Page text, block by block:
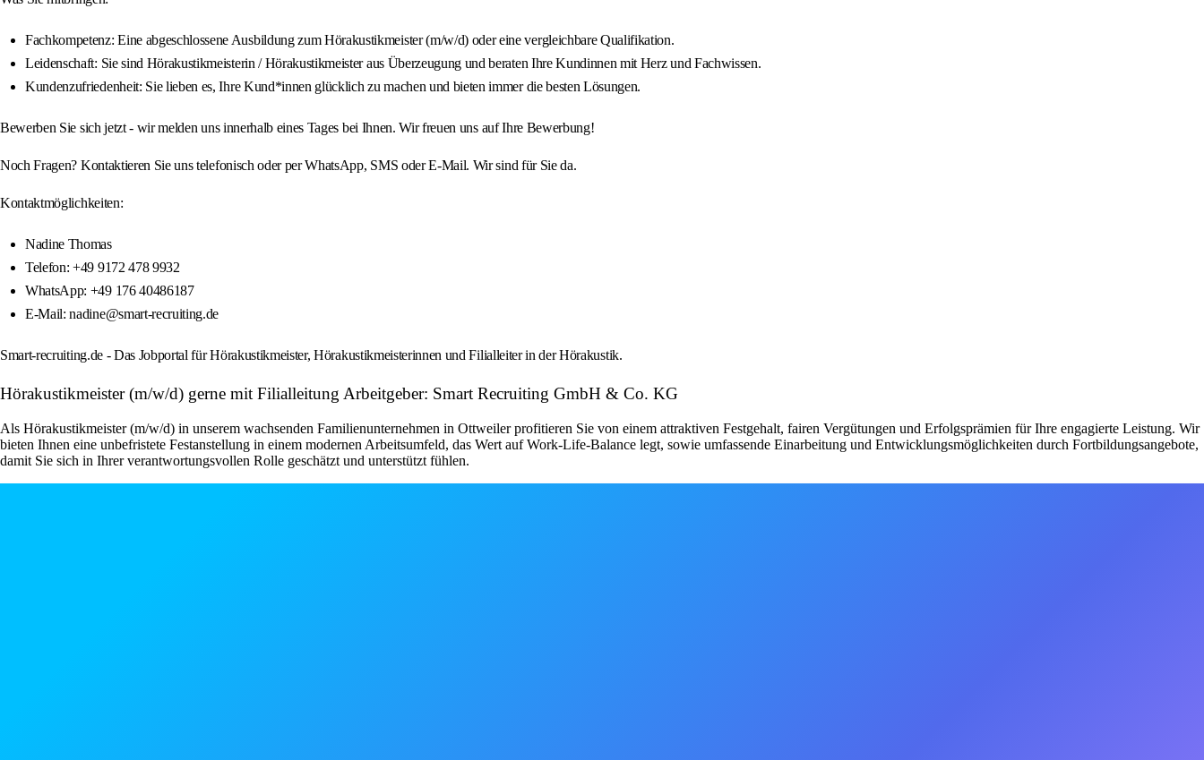
Fachkompetenz: Eine abgeschlossene Ausbildung zum Hörakustikmeister (m/w/d) oder eine vergleichbare Qualifikation.
Leidenschaft: Sie sind Hörakustikmeisterin / Hörakustikmeister aus Überzeugung und beraten Ihre Kundinnen mit Herz und Fachwissen.
Kundenzufriedenheit: Sie lieben es, Ihre Kund*innen glücklich zu machen und bieten immer die besten Lösungen.
Bewerben Sie sich jetzt - wir melden uns innerhalb eines Tages bei Ihnen. Wir freuen uns auf Ihre Bewerbung!
Noch Fragen? Kontaktieren Sie uns telefonisch oder per WhatsApp, SMS oder E-Mail. Wir sind für Sie da.
Kontaktmöglichkeiten:
Nadine Thomas
Telefon: +49 9172 478 9932
WhatsApp: +49 176 40486187
E-Mail: nadine@smart-recruiting.de
Smart-recruiting.de - Das Jobportal für Hörakustikmeister, Hörakustikmeisterinnen und Filialleiter in der Hörakustik.
Hörakustikmeister (m/w/d) gerne mit Filialleitung Arbeitgeber: Smart Recruiting GmbH & Co. KG
Als Hörakustikmeister (m/w/d) in unserem wachsenden Familienunternehmen in Ottweiler profitieren Sie von einem attraktiven Festgehalt, fairen Vergütungen und Erfolgsprämien für Ihre engagierte Leistung. Wir
bieten Ihnen eine unbefristete Festanstellung in einem modernen Arbeitsumfeld, das Wert auf Work-Life-Balance legt, sowie umfassende Einarbeitung und Entwicklungsmöglichkeiten durch Fortbildungsangebote,
damit Sie sich in Ihrer verantwortungsvollen Rolle geschätzt und unterstützt fühlen.